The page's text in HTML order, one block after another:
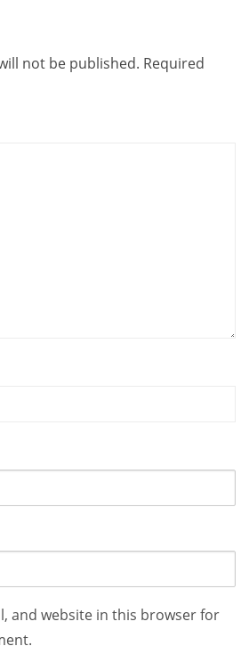
not be published. Required
and website in this browser for